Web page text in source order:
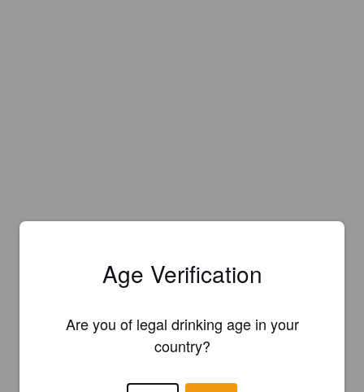
Age Verification
Are you of legal drinking age in your
country?